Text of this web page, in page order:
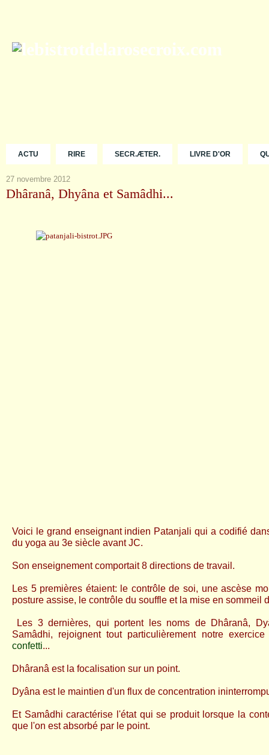
ACTU RIRE SECR.ÆTER. LIVRE D'OR
27 novembre 2012
Dhâranâ, Dhyâna et Samâdhi...
Voici le grand enseignant indien Patanjali qui a codifié
du yoga au 3e siècle avant JC.
Son enseignement comportait 8 directions de travail.
Les 5 premières étaient: le contrôle de soi, une ascèse
posture assise, le contrôle du souffle et la mise en sommeil
Les 3 dernières, qui portent les noms de Dhâranâ,
Samâdhi, rejoignent tout particulièrement notre
confetti...
Dhâranâ est la focalisation sur un point.
Dyâna est le maintien d'un flux de concentration
Et Samâdhi caractérise l'état qui se produit lorsque la
que l'on est absorbé par le point.